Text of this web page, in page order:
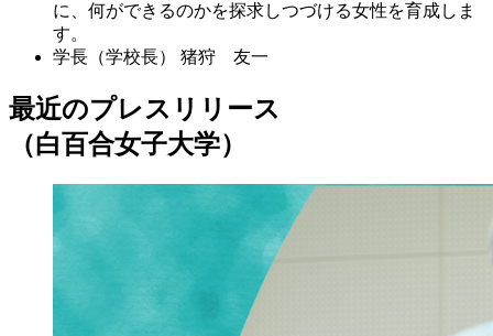
に、何ができるのかを探求しつづける女性を育成しま
す。
学長（学校長）
猪狩 友一
最近のプレスリリース
（白百合女子大学）